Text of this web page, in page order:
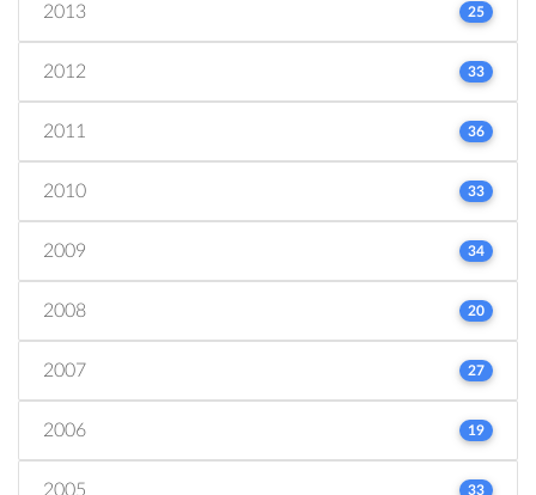
2013 25
2012 33
2011 36
2010 33
2009 34
2008 20
2007 27
2006 19
2005 33